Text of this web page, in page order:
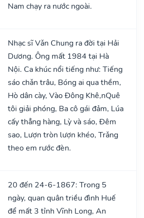
Nam chạy ra nước ngoài.
Nhạc sĩ Vǎn Chung ra đời tại Hải
Dương. Ông mất 1984 tại Hà
Nội. Ca khúc nổi tiếng như: Tiếng
sáo chǎn trâu, Bóng ai qua thềm,
Hò dân cày, Vào Đông Khê,nQuê
tôi giải phóng, Ba cô gái đảm, Lúa
cấy thẳng hàng, Lỳ và sáo, Đêm
sao, Lượn tròn lượn khéo, Trǎng
theo em rước đèn.
20 đến 24-6-1867: Trong 5
ngày, quan quân triều đình Huế
để mất 3 tỉnh Vĩnh Long, An